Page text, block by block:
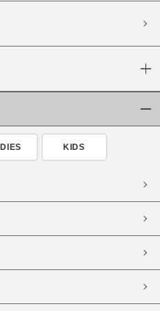
KIDS